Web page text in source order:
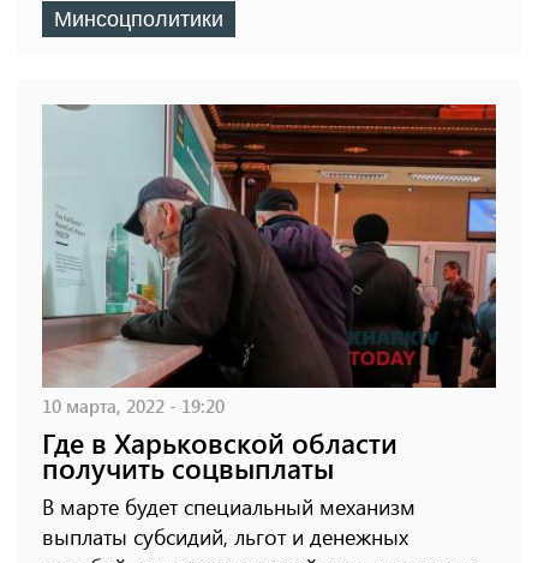
Минсоцполитики
10 марта, 2022 - 19:20
Где в Харьковской области
получить соцвыплаты
В марте будет специальный механизм
выплаты субсидий, льгот и денежных